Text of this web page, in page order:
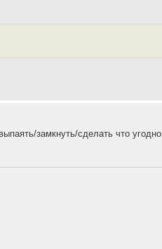
замкнуть/сделать что угодно.